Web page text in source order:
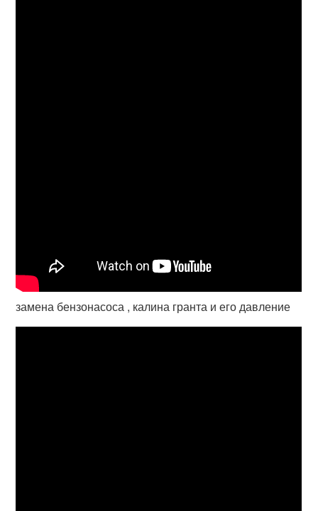
замена бензонасоса , калина гранта и его давление